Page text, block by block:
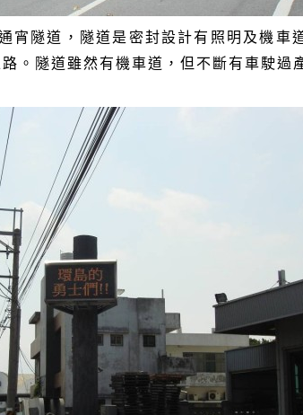
宵隧道，隧道是密封設計有照明及機車
。隧道雖然有機車道，但不斷有車駛過